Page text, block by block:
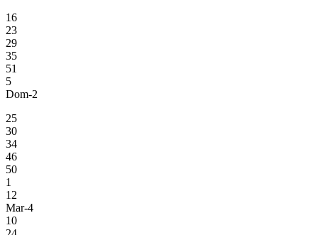
16
23
29
35
51
5
Dom-2
25
30
34
46
50
1
12
Mar-4
10